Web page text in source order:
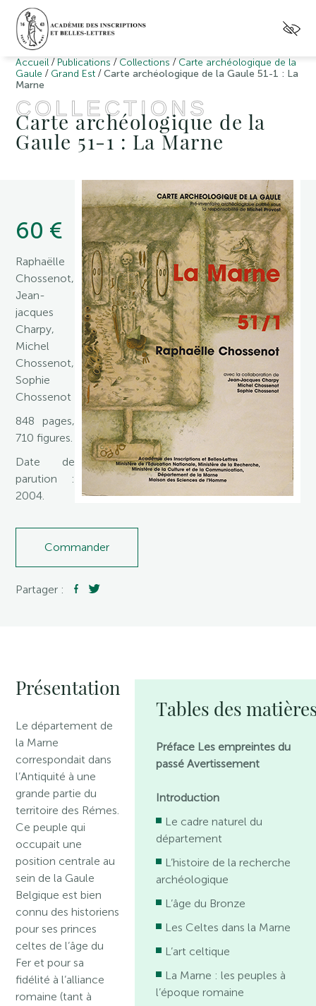
Accueil / Publications / Collections / Carte archéologique de la
Gaule / Grand Est /Carte archéologique de la Gaule 51-1 : La
Marne
COLLECTIONS
Carte archéologique de la
Gaule 51-1 : La Marne
60 €
Raphaëlle
Chossenot,
Jean-
jacques
Charpy,
Michel
Chossenot,
Sophie
Chossenot
848 pages,
710 figures.
Date de
parution :
2004.
Commander
Partager :
Présentation
Le département de
la Marne
correspondait dans
l’Antiquité à une
grande partie du
territoire des Rémes.
Ce peuple qui
occupait une
position centrale au
sein de la Gaule
Belgique est bien
connu des historiens
pour ses princes
celtes de l’âge du
Fer et pour sa
fidélité à l’alliance
romaine (tant à
Tables des
Préface Les empreintes du
passé Avertissement
Introduction
Le cadre naturel du
département
L’histoire de la recherche
archéologique
L’âge du Bronze
Les Celtes dans la Marne
L’art celtique
La Marne : les peuples à
l’époque romaine